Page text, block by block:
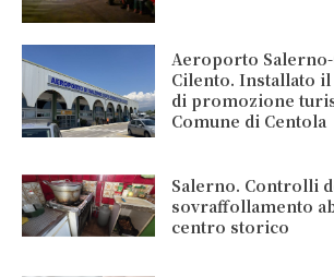
Aeroporto
Cilento. Installato
di promozione
Comune di Centola
Salerno. Controlli
sovraffollamento
centro storico